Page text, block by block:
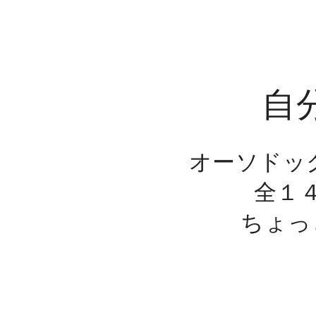
自
オーソドッ
全１
ちょ